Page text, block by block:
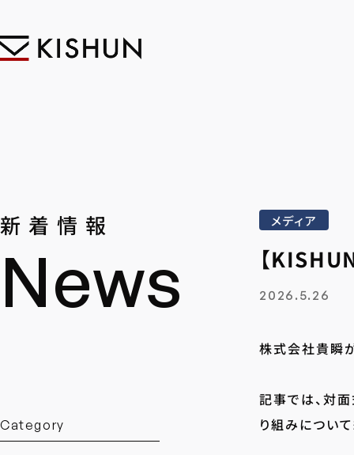
新着情報
News
Category
メディア
【
2026.5.26
株式会社貴瞬
記事では、対
り組みについ